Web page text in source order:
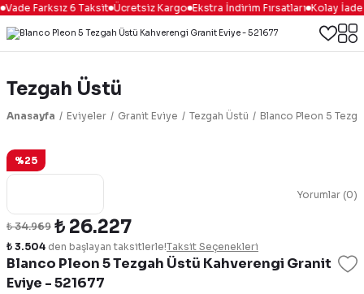
Vade Farksız 6 Taksit Ücretsiz Kargo Ekstra İndirim Fırsatları Kolay İade
Tezgah Üstü
Anasayfa Eviyeler Granit Eviye Tezgah Üstü Blanco Pleon 5
%25
Yorumlar (0)
Blanco Pleon 5 Tezgah Üstü Kahverengi Granit
Eviye - 521677
₺ 34.969 ₺ 26.227
₺ 3.504 den başlayan taksitlerle!Taksit Seçenekleri